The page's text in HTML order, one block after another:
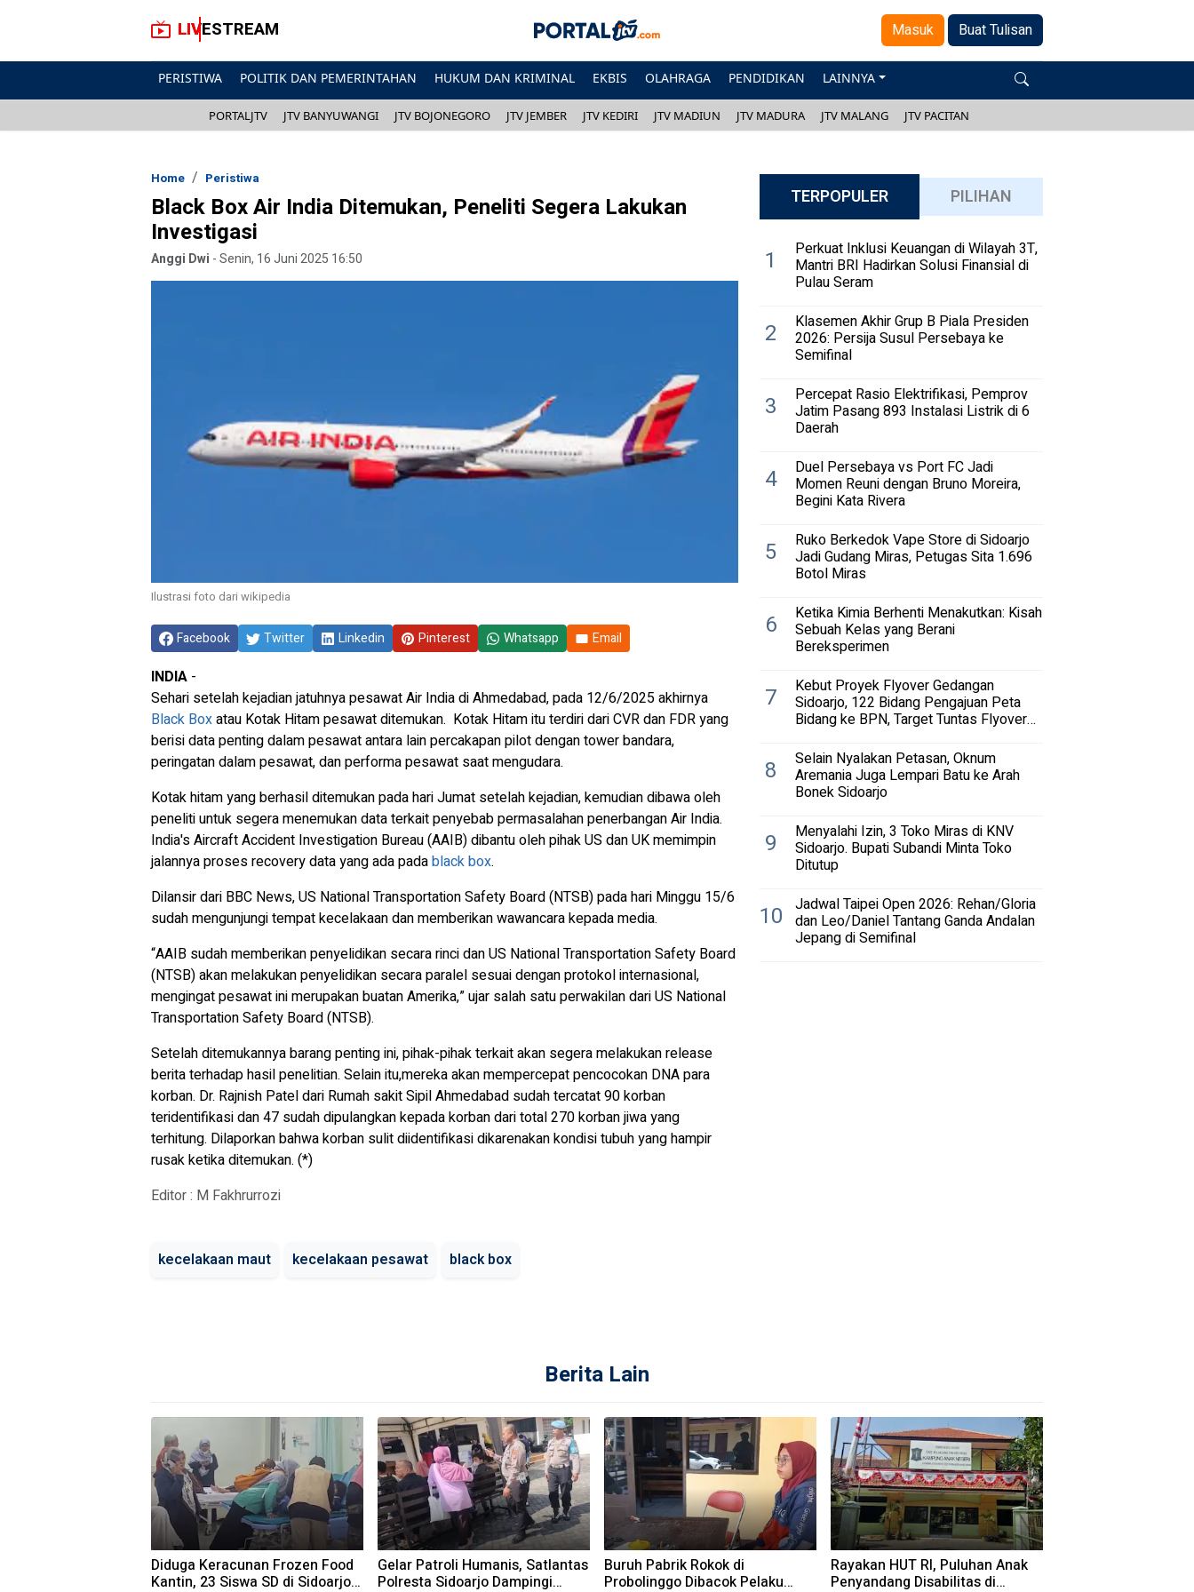
LIVESTREAM Masuk Buat Tulisan
PERISTIWA POLITIK DAN PEMERINTAHAN HUKUM DAN KRIMINAL EKBIS OLAHRAGA PENDIDIKAN LAINNYA
PORTALJTV JTV BANYUWANGI JTV BOJONEGORO JTV JEMBER JTV KEDIRI JTV MADIUN JTV MADURA JTV MALANG JTV PACITAN
Home Peristiwa
Black Box Air India Ditemukan, Peneliti Segera Lakukan
Investigasi
Anggi Dwi -Senin, 16 Juni 2025 16:50
Ilustrasi foto dari wikipedia
Facebook Twitter Linkedin Pinterest Whatsapp Email
INDIA -
Sehari setelah kejadian jatuhnya pesawat Air India di Ahmedabad, pada 12/6/2025 akhirnya
Black Boxatau Kotak Hitam pesawat ditemukan. Kotak Hitam itu terdiri dari CVR dan FDR yang
berisi data penting dalam pesawat antara lain percakapan pilot dengan tower bandara,
peringatan dalam pesawat, dan performa pesawat saat mengudara.
Kotak hitam yang berhasil ditemukan pada hari Jumat setelah kejadian, kemudian dibawa oleh
peneliti untuk segera menemukan data terkait penyebab permasalahan penerbangan Air India.
India's Aircraft Accident Investigation Bureau (AAIB) dibantu oleh pihak US dan UK memimpin
jalannya proses recovery data yang ada padablack box.
Dilansir dari BBC News, US National Transportation Safety Board (NTSB) pada hari Minggu 15/6
sudah mengunjungi tempat kecelakaan dan memberikan wawancara kepada media.
“AAIB sudah memberikan penyelidikan secara rinci dan US National Transportation Safety Board
(NTSB) akan melakukan penyelidikan secara paralel sesuai dengan protokol internasional,
mengingat pesawat ini merupakan buatan Amerika,” ujar salah satu perwakilan dari US National
Transportation Safety Board (NTSB).
Setelah ditemukannya barang penting ini, pihak-pihak terkait akan segera melakukan release
berita terhadap hasil penelitian. Selain itu,mereka akan mempercepat pencocokan DNA para
korban. Dr. Rajnish Patel dari Rumah sakit Sipil Ahmedabad sudah tercatat 90 korban
teridentifikasi dan 47 sudah dipulangkan kepada korban dari total 270 korban jiwa yang
terhitung. Dilaporkan bahwa korban sulit diidentifikasi dikarenakan kondisi tubuh yang hampir
rusak ketika ditemukan. (*)
Editor : M Fakhrurrozi
kecelakaan maut kecelakaan pesawat black box
TERPOPULER PILIHAN
1 Perkuat Inklusi Keuangan di Wilayah 3T,
Mantri BRI Hadirkan Solusi Finansial di
Pulau Seram
2 Klasemen Akhir Grup B Piala Presiden
2026: Persija Susul Persebaya ke
Semifinal
3 Percepat Rasio Elektrifikasi, Pemprov
Jatim Pasang 893 Instalasi Listrik di 6
Daerah
4 Duel Persebaya vs Port FC Jadi
Momen Reuni dengan Bruno Moreira,
Begini Kata Rivera
5 Ruko Berkedok Vape Store di Sidoarjo
Jadi Gudang Miras, Petugas Sita 1.696
Botol Miras
6 Ketika Kimia Berhenti Menakutkan: Kisah
Sebuah Kelas yang Berani
Bereksperimen
7 Kebut Proyek Flyover Gedangan
Sidoarjo, 122 Bidang Pengajuan Peta
Bidang ke BPN, Target Tuntas Flyover
8 Selain Nyalakan Petasan, Oknum
Aremania Juga Lempari Batu ke Arah
Bonek Sidoarjo
9 Menyalahi Izin, 3 Toko Miras di KNV
Sidoarjo. Bupati Subandi Minta Toko
Ditutup
10 Jadwal Taipei Open 2026: Rehan/Gloria
dan Leo/Daniel Tantang Ganda Andalan
Jepang di Semifinal
Berita Lain
Diduga Keracunan Frozen Food
Kantin, 23 Siswa SD di Sidoarjo
Gelar Patroli Humanis, Satlantas
Polresta Sidoarjo Dampingi
Buruh Pabrik Rokok di
Probolinggo Dibacok Pelaku
Rayakan HUT RI, Puluhan Anak
Penyandang Disabilitas di